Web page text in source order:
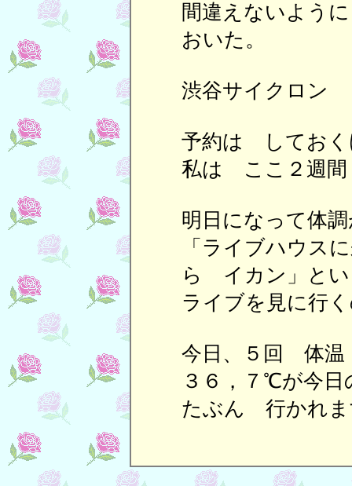
間違えないよう
おいた。
渋谷サイクロン
予約は しておく
私は ここ２週
明日になって体
「ライブハウス
ら イカン」とい
ライブを見に行
今日、５回 体
３６，７℃が今日
たぶん 行かれま